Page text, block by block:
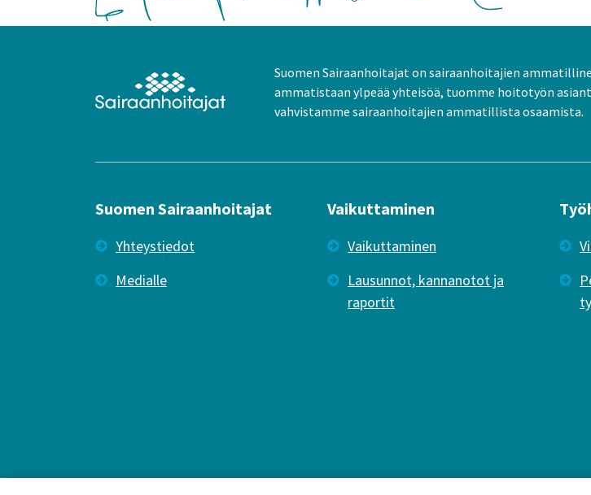
Suomen Sairaanhoitajat on sairaanhoitajien
ammatistaan ylpeää yhteisöä, tuomme hoitotyön
vahvistamme sairaanhoitajien ammatillista osaamista.
Suomen Sairaanhoitajat
Yhteystiedot
Medialle
Vaikuttaminen
Vaikuttaminen
Lausunnot, kannanotot ja
raportit